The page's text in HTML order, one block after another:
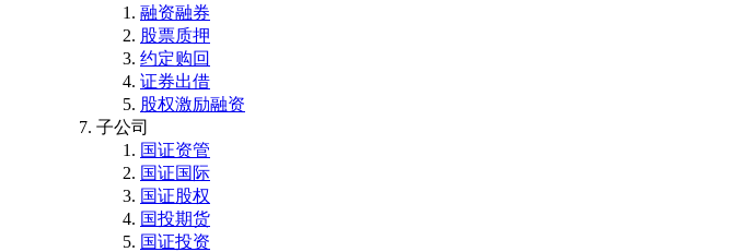
融资融券
股票质押
约定购回
证券出借
股权激励融资
子公司
国证资管
国证国际
国证股权
国投期货
国证投资